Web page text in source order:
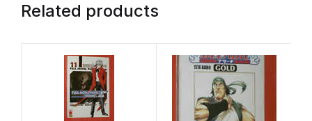
Related products